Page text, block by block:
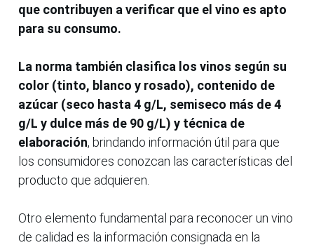
que contribuyen a verificar que el vino es apto
para su consumo.
La norma también clasifica los vinos según su
color (tinto, blanco y rosado), contenido de
azúcar (seco hasta 4 g/L, semiseco más de 4
g/L y dulce más de 90 g/L) y técnica de
elaboración, brindando información útil para que
los consumidores conozcan las características del
producto que adquieren.
Otro elemento fundamental para reconocer un vino
de calidad es la información consignada en la